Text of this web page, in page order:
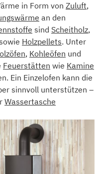
in Form von Zuluft,
an den
sind Scheitholz,
Holzpellets. Unter
, Kohleöfen und
Feuerstätten wie Kamine
Ein Einzelofen kann die
sinnvoll unterstützen –
Wassertasche